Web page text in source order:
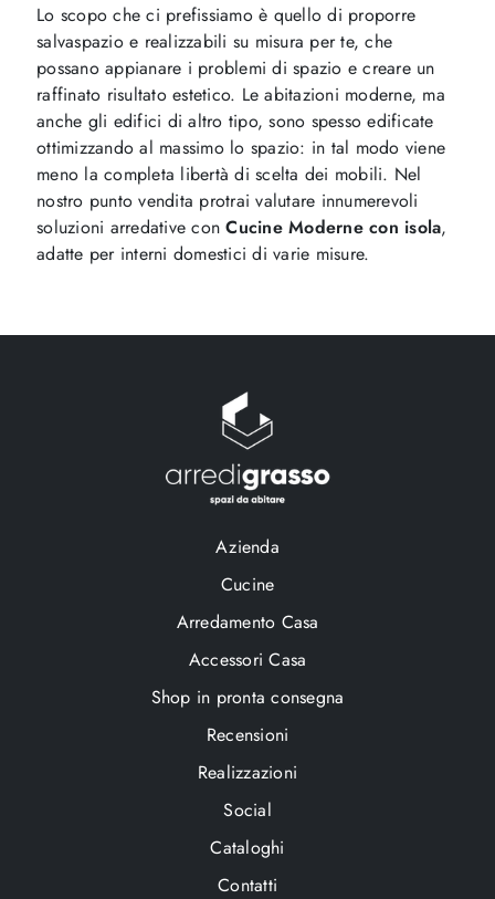
Lo scopo che ci prefissiamo è quello di proporre
salvaspazio e realizzabili su misura per te, che
possano appianare i problemi di spazio e creare un
raffinato risultato estetico. Le abitazioni moderne, ma
anche gli edifici di altro tipo, sono spesso edificate
ottimizzando al massimo lo spazio: in tal modo viene
meno la completa libertà di scelta dei mobili. Nel
nostro punto vendita protrai valutare innumerevoli
soluzioni arredative conCucine Moderne con isola,
adatte per interni domestici di varie misure.
Azienda
Cucine
Arredamento Casa
Accessori Casa
Shop in pronta consegna
Recensioni
Realizzazioni
Social
Cataloghi
Contatti